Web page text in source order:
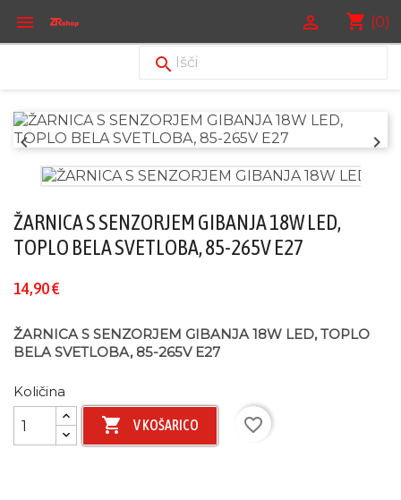
 shopping_cart (0)


 
ŽARNICA S SENZORJEM GIBANJA 18W LED,
TOPLO BELA SVETLOBA, 85-265V E27
14,90 €
ŽARNICA S SENZORJEM GIBANJA 18W LED, TOPLO
BELA SVETLOBA, 85-265V E27
Količina
 V KOŠARICO favorite_border